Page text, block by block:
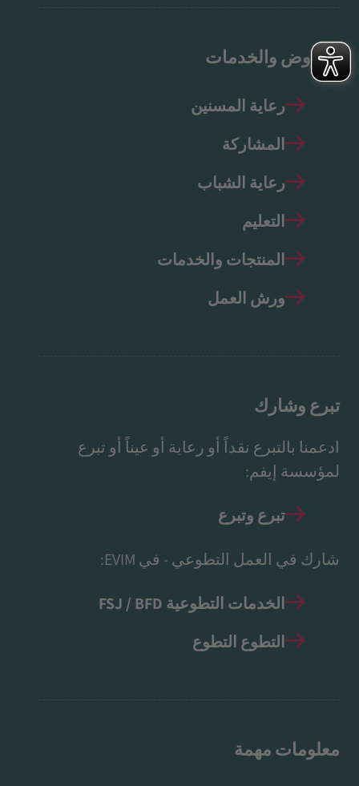
العروض والخدمات
رعاية المسنين
المشاركة
رعاية الشباب
التعليم
المنتجات والخدمات
ورش العمل
تبرع وشارك
ادعمنا بالتبرع نقداً أو رعاية أو عيناً أو تبرع
لمؤسسة إيفم:
تبرع وتبرع
شارك في العمل التطوعي - في EVIM:
الخدمات التطوعية FSJ / BFD
التطوع التطوع
معلومات مهمة